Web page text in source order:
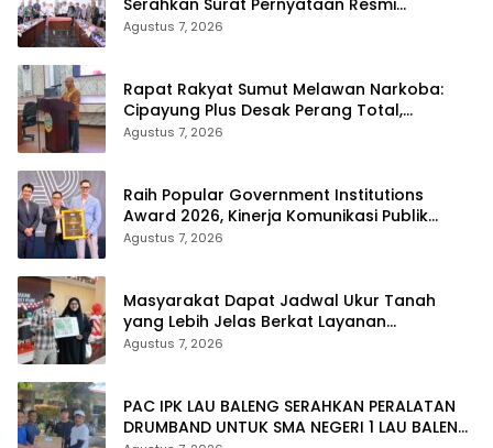
Serahkan Surat Pernyataan Resmi
Penyerahan Aset RSUD Kabanjahe
Agustus 7, 2026
Rapat Rakyat Sumut Melawan Narkoba:
Cipayung Plus Desak Perang Total,
Generasi Muda Jadi Benteng Utama
Agustus 7, 2026
Raih Popular Government Institutions
Award 2026, Kinerja Komunikasi Publik
Kementerian ATR/BPN Kembali Diakui
Agustus 7, 2026
Masyarakat Dapat Jadwal Ukur Tanah
yang Lebih Jelas Berkat Layanan
Pengukuran Terjadwal
Agustus 7, 2026
PAC IPK LAU BALENG SERAHKAN PERALATAN
DRUMBAND UNTUK SMA NEGERI 1 LAU BALENG